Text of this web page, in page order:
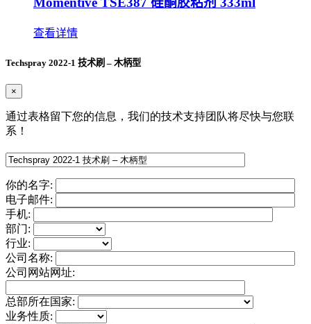
查看详情
Techspray 2022-1 技术刷 – 木柄型
×
通过表格留下您的信息，我们的技术支持团队将尽快与您联
系！
你的名字:
电子邮件:
手机:
部门:
行业:
公司名称:
公司网站网址:
总部所在国家:
业务性质: